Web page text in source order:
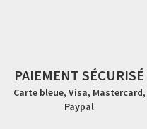
PAIEMENT SÉCURISÉ
Carte bleue, Visa, Mastercard,
Paypal